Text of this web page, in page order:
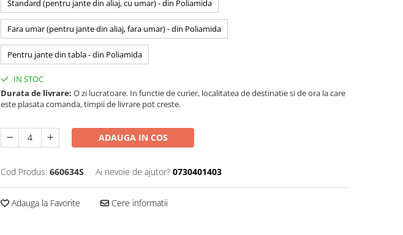
Standard (pentru jante din aliaj, cu umar) - din Poliamida
Fara umar (pentru jante din aliaj, fara umar) - din Poliamida
Pentru jante din tabla - din Poliamida
IN STOC
Durata de livrare: O zi lucratoare. In functie de curier, localitatea de destinatie si de ora la care
este plasata comanda, timpii de livrare pot creste.
ADAUGA IN COS
Cod Produs: 660634S Ai nevoie de ajutor? 0730401403
Adauga la Favorite Cere informatii